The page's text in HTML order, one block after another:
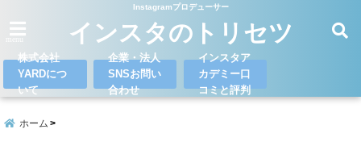
Instagramプロデューサー
インスタのトリセツ
株式会社
YARDにつ
いて
企業・法人
SNSお問い
合わせ
インスタア
カデミー口
コミと評判
ホーム